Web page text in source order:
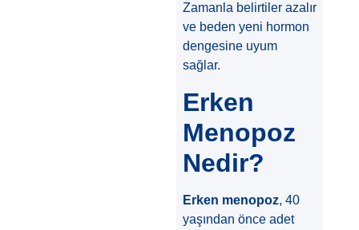
Zamanla belirtiler azalır
ve beden yeni hormon
dengesine uyum
sağlar.
Erken
Menopoz
Nedir?
Erken menopoz, 40
yaşından önce adet